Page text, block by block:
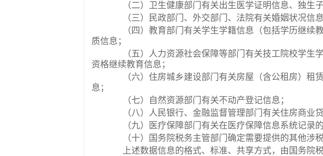
（二）卫生健康部门有关出生医学证明信息、独生子
（三）民政部门、外交部门、法院有关婚姻状况信息
（四）教育部门有关学生学籍信息（包括学历继续
质信息；
（五）人力资源社会保障等部门有关技工院校学生
资格继续教育信息；
（六）住房城乡建设部门有关房屋（含公租房）租
息；
（七）自然资源部门有关不动产登记信息；
（八）人民银行、金融监督管理部门有关住房商业贷
（九）医疗保障部门有关在医疗保障信息系统记录的
（十）国务院税务主管部门确定需要提供的其他涉税
上述数据信息的格式、标准、共享方式，由国务院